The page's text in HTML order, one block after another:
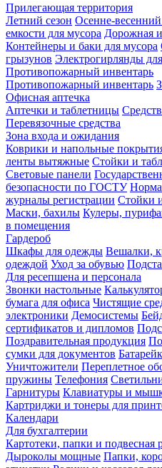
Прилегающая территория
Летний сезон Осенне-весенний
емкости для мусора Дорожная
Контейнеры и баки для мусора
грызунов Электрогирлянды
Противопожарный инвентарь
Противопожарный инвентарь
Офисная аптечка
Аптечки и таблетницы
Перевязочные средства
Зона входа и ожидания
Коврики и напольные
ленты вытяжные Стойки и
Световые панели
безопасности по ГОСТУ
журналы регистрации Стойки
Маски, бахилы Кулеры,
в помещения
Гардероб
Шкафы для одежды Вешалки,
одеждой Уход за обувью
Для ресепшена и персонала
Звонки настольные
бумага для офиса Чистящие
электроники Демосистемы
сертификатов и дипломов
Поздравительная продукция
сумки для документов
Уничтожители Переплетное
пружины Телефония
Гарнитуры Клавиатуры и
Картриджи и тонеры для
Календари
Для бухгалтерии
Картотеки, папки и подвесная
Дыроколы мощные Папки,